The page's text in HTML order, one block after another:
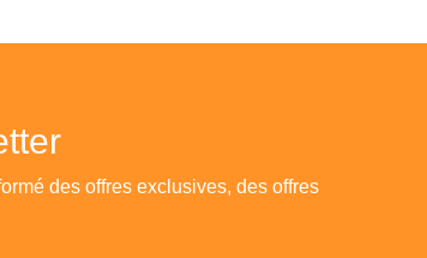
des offres exclusives, des offres